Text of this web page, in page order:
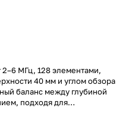
2–6 МГц, 128 элементами,
40 мм и углом обзора
баланс между глубиной
подходя для
и